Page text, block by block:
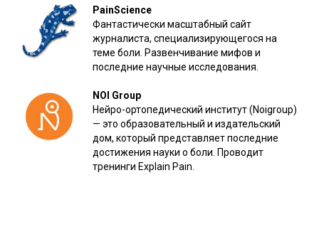
PainScience
Фантастически масштабный сайт
журналиста, специализирующегося на
теме боли. Развенчивание мифов и
последние научные исследования.
NOI Group
Нейро-ортопедический институт (Noigroup)
— это образовательный и издательский
дом, который представляет последние
достижения науки о боли. Проводит
тренинги Explain Pain.